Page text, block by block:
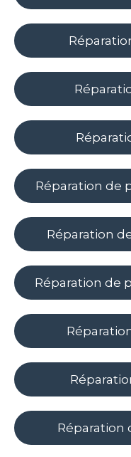
Réparation de
Réparation
Réparation de
Réparation